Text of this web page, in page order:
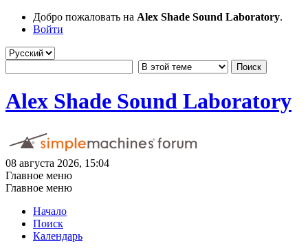
Добро пожаловать на Alex Shade Sound Laboratory.
Войти
Alex Shade Sound Laboratory
08 августа 2026, 15:04
Главное меню
Главное меню
Начало
Поиск
Календарь